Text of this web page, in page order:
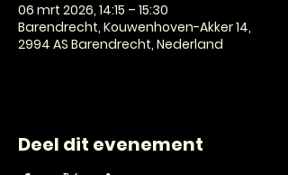
06 mrt 2026, 14:15 – 15:30
Barendrecht, Kouwenhoven-Akker 14,
2994 AS Barendrecht, Nederland
Deel dit evenement